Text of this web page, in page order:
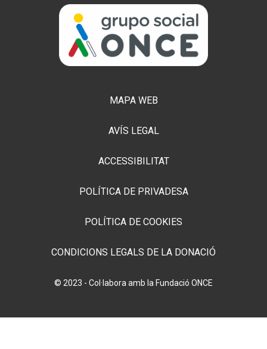
MAPA WEB
AVÍS LEGAL
ACCESSIBILITAT
POLÍTICA DE PRIVADESA
POLÍTICA DE COOKIES
CONDICIONS LEGALS DE LA DONACIÓ
© 2023 - Col·labora amb la Fundació ONCE